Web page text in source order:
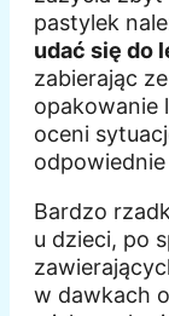
pastylek
udać się do
zabierając
opakowanie
oceni
Bardzo
u dzieci, po
w dawkach